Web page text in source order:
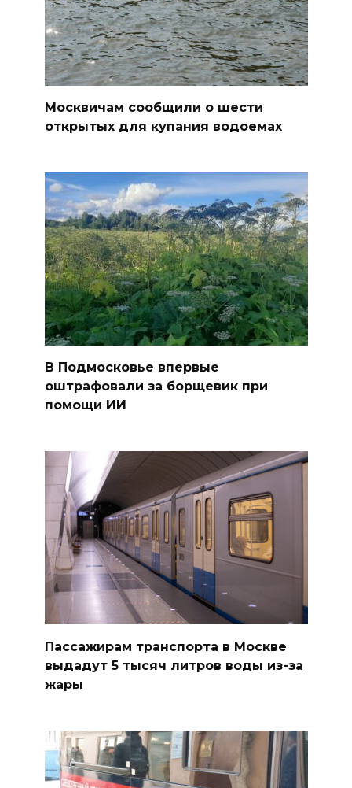
Москвичам сообщили о шести
открытых для купания водоемах
В Подмосковье впервые
оштрафовали за борщевик при
помощи ИИ
Пассажирам транспорта в Москве
выдадут 5 тысяч литров воды из-за
жары